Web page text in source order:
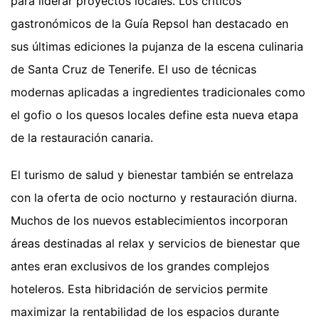
gastronómicos de la Guía Repsol han destacado en
sus últimas ediciones la pujanza de la escena culinaria
de Santa Cruz de Tenerife. El uso de técnicas
modernas aplicadas a ingredientes tradicionales como
el gofio o los quesos locales define esta nueva etapa
de la restauración canaria.
El turismo de salud y bienestar también se entrelaza
con la oferta de ocio nocturno y restauración diurna.
Muchos de los nuevos establecimientos incorporan
áreas destinadas al relax y servicios de bienestar que
antes eran exclusivos de los grandes complejos
hoteleros. Esta hibridación de servicios permite
maximizar la rentabilidad de los espacios durante